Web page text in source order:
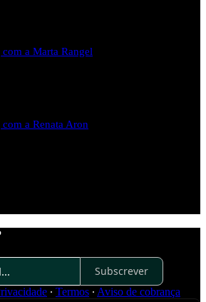
a Marta Rangel
a Renata Aron
Subscrever
∙ Termos ∙ Aviso de cobrança